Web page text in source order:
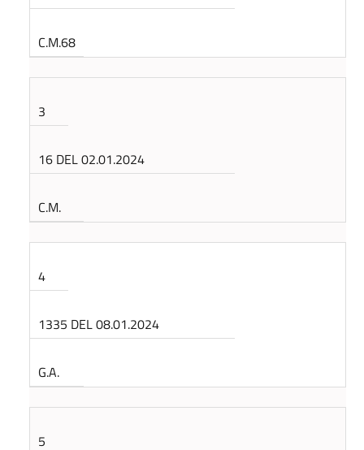
C.M.68
3
16 DEL 02.01.2024
C.M.
4
1335 DEL 08.01.2024
G.A.
5